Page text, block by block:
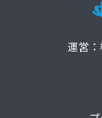
運営